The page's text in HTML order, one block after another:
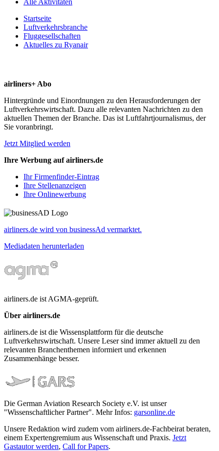
Startseite
Luftverkehrsbranche
Fluggesellschaften
Aktuelles zu Ryanair
airliners+ Abo
Hintergründe und Einordnungen zu den Herausforderungen der
Luftverkehrswirtschaft. Dazu alle relevanten Nachrichten zu den
aktuellen Themen der Branche. Das ist Luftfahrtjournalismus, der
Sie voranbringt.
Jetzt Mitglied werden
Ihre Werbung auf airliners.de
Ihr Firmenfinder-Eintrag
Ihre Stellenanzeigen
Ihre Onlinewerbung
airliners.de wird von businessAd vermarktet.
Mediadaten herunterladen
airliners.de ist AGMA-geprüft.
Über airliners.de
airliners.de ist die Wissensplattform für die deutsche
Luftverkehrswirtschaft. Unsere Leser sind immer aktuell zu den
relevanten Branchenthemen informiert und erkennen
Zusammenhänge besser.
Die German Aviation Research Society e.V. ist unser
"Wissenschaftlicher Partner". Mehr Infos: garsonline.de
Unsere Redaktion wird zudem vom airliners.de-Fachbeirat beraten,
einem Expertengremium aus Wissenschaft und Praxis. Jetzt
Gastautor werden, Call for Papers.